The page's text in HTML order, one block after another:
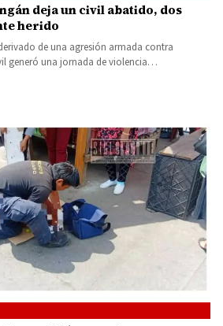
deja un civil abatido, dos
herido
de una agresión armada contra
generó una jornada de violencia…